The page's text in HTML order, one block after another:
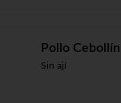
Pollo Cebollín
Sin ají